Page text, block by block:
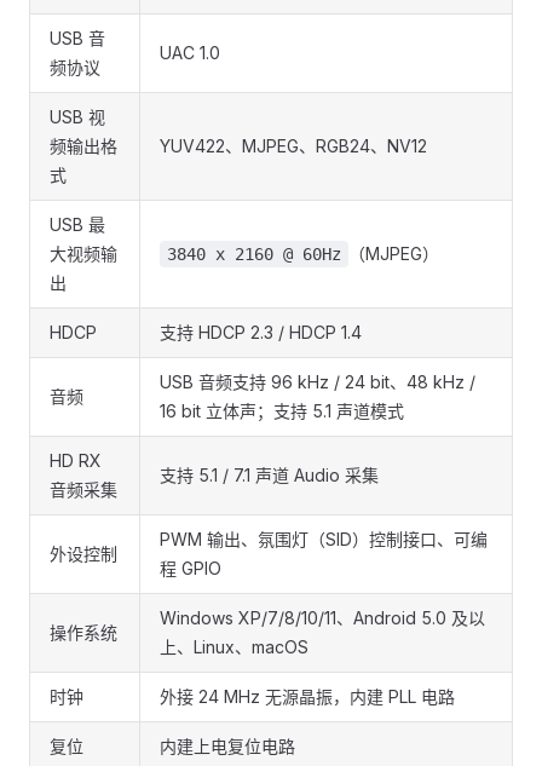
USB 音
频协议
UAC 1.0
USB 视
频输出格
式
YUV422、MJPEG、RGB24、NV12
USB 最
大视频输
出
3840 x 2160 @ 60Hz （MJPEG）
HDCP 支持 HDCP 2.3 / HDCP 1.4
音频
USB 音频支持 96 kHz / 24 bit、48 kHz /
16 bit 立体声；支持 5.1 声道模式
HD RX
音频采集
支持 5.1 / 7.1 声道 Audio 采集
外设控制
PWM 输出、氛围灯（SID）控制接口、可编
程 GPIO
操作系统
Windows XP/7/8/10/11、Android 5.0 及以
上、Linux、macOS
时钟 外接 24 MHz 无源晶振，内建 PLL 电路
复位 内建上电复位电路